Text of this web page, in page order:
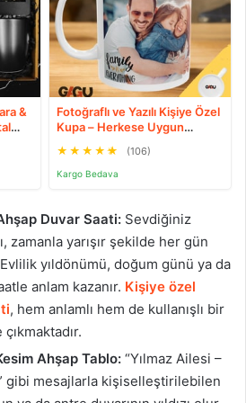
&
Fotoğraflı ve Yazılı Kişiye Özel
Kupa – Herkese Uygun
Anlamlı Hediye Porselen
Baskılı Kupa (Beyaz)
★ ★ ★ ★ ★ (106)
Kargo Bedava
Duvar Saati: Sevdiğiniz
zamanla yarışır şekilde her gün
yıldönümü, doğum günü ya da
anlam kazanır. Kişiye özel
, hem anlamlı hem de kullanışlı bir
Ahşap Tablo: “Yılmaz Ailesi –
gibi mesajlarla kişiselleştirilebilen